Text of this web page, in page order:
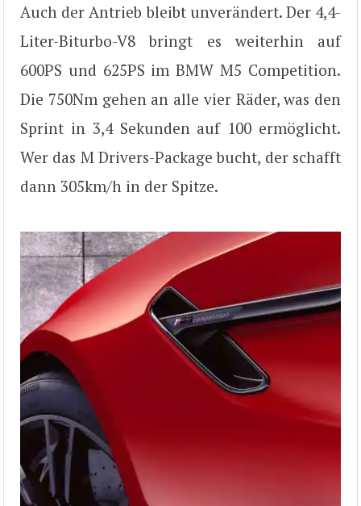
Auch der Antrieb bleibt unverändert. Der 4,4-
Liter-Biturbo-V8 bringt es weiterhin auf
600PS und 625PS im BMW M5 Competition.
Die 750Nm gehen an alle vier Räder, was den
Sprint in 3,4 Sekunden auf 100 ermöglicht.
Wer das M Drivers-Package bucht, der schafft
dann 305km/h in der Spitze.